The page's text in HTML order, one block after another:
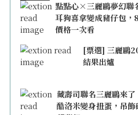
點點心×三麗鷗夢幻聯
耳狗喜拿變成豬仔包，
價格一次看
[票選] 三麗鷗
結果出爐
藏壽司聯名三麗鷗來
酷洛米變身扭蛋，吊